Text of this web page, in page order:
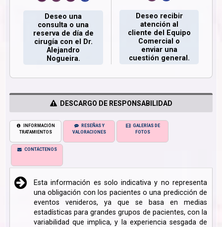
Deseo una
consulta o una
reserva de día de
cirugía con el Dr.
Alejandro
Nogueira.
Deseo recibir
atención al
cliente del Equipo
Comercial o
enviar una
cuestión general.
DESCARGO DE RESPONSABILIDAD
INFORMACIÓN
TRATAMIENTOS
RESEÑAS Y
VALORACIONES
GALERÍAS DE
FOTOS
CONTÁCTENOS
Esta información es solo indicativa y no representa
una obligación con los pacientes o una predicción de
eventos venideros, ya que se basa en medias
estadísticas para grandes grupos de pacientes, con la
variabilidad que implica, y la experiencia sesgada de